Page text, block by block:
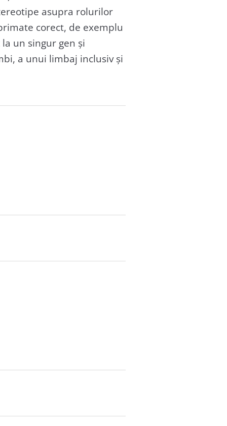
asupra rolurilor
corect, de exemplu
un singur gen și
a unui limbaj inclusiv și